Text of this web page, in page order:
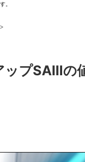
。
>
ップSAⅢの